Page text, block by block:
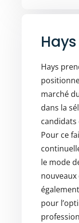
Hays
Hays
marché
dans la
candidats
Pour ce
le mode
pour